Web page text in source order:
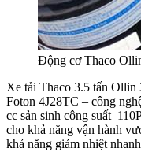
Động cơ Thaco
Xe tải Thaco 3.5 tấn
Foton 4J28TC – công
cc sản sinh công suất
cho khả năng vận hành
khả năng giảm nhiệt